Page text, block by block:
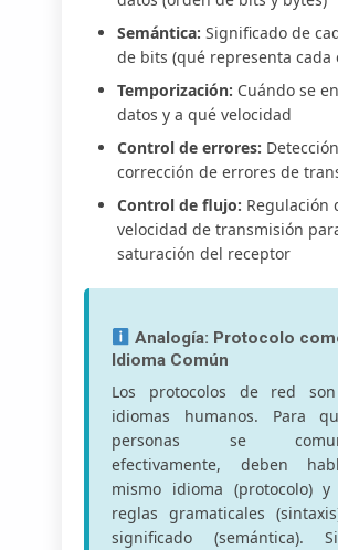
Semántica: Significado de
de bits (qué representa cada
Temporización: Cuándo se
datos y a qué velocidad
Control de errores:
corrección de errores de
Control de flujo: Regulación
velocidad de transmisión
saturación del receptor
Analogía: Protocolo
Idioma Común
Los protocolos de red
idiomas humanos. Para
personas se
efectivamente, deben
mismo idioma (protocolo)
reglas gramaticales
significado (semántica).